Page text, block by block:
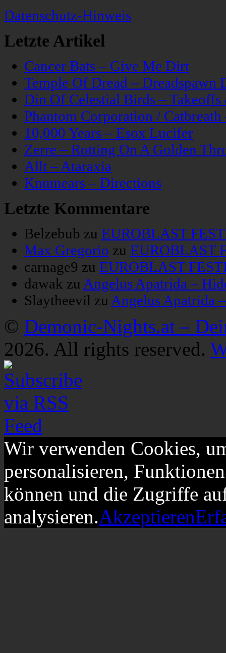
Datenschutz-Hinweis
Letzte Artikel
Cancer Bats – Give Me Dirt
Temple Of Dread – Dreadspawn
Din Of Celestial Birds –
Phantom Corporation /
10,000 Years – Esox Lucifer
Zerre – Rotting On A Golden
Allt – Ataraxia
Knumears – Directions
Letzte Kommentare
Belzebub zu EUROBLAST
Max Gregorio zu EUROBLAST
carnage9 zu EUROBLAST
dawak zu Angelus Apatrida –
Slaytheevil zu Angelus Apatrida
© Demonic-Nights.at –
2026. All rights reserved.
Wir verwenden Cookies,
personalisieren,
können und die Zugriffe
analysieren.Akzeptieren